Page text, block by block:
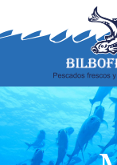
al